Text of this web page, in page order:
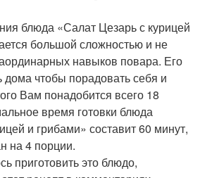
блюда «Салат Цезарь с курицей
большой сложностью и не
навыков повара. Его
дома чтобы порадовать себя и
Вам понадобится всего 18
время готовки блюда
и грибами» составит 60 минут,
на 4 порции.
приготовить это блюдо,